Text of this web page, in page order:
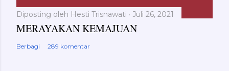
Diposting oleh Hesti Trisnawati Juli 26, 2021
MERAYAKAN KEMAJUAN
Berbagi 289 komentar